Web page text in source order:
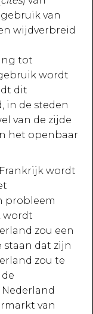
van
wijdverbreid
tot
wordt
dit
in de steden
van de zijde
het openbaar
wordt
probleem
wordt
zou een
staan dat zijn
zou te
van